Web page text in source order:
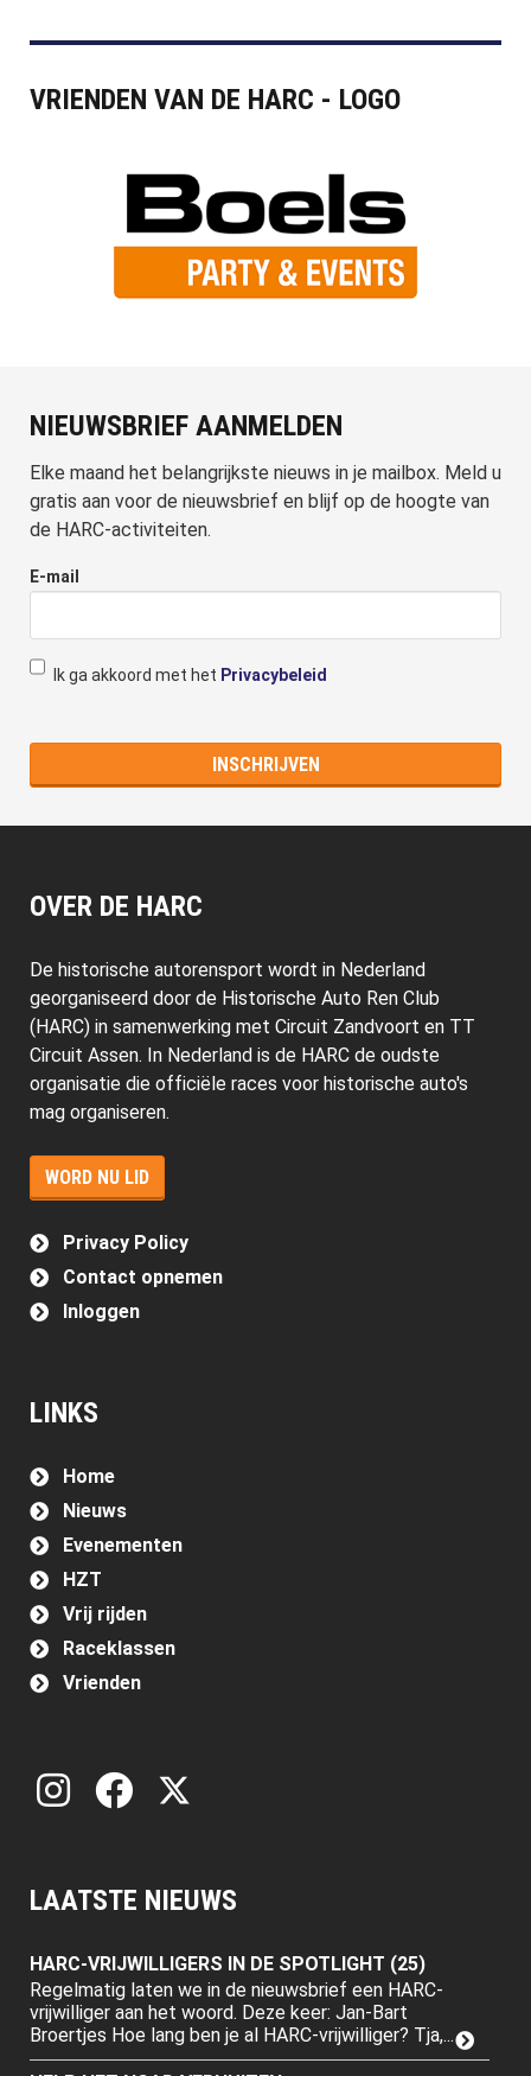
VRIENDEN VAN DE HARC - LOGO
NIEUWSBRIEF AANMELDEN
Elke maand het belangrijkste nieuws in je mailbox. Meld u
gratis aan voor de nieuwsbrief en blijf op de hoogte van
de HARC-activiteiten.
E-mail
Ik ga akkoord met het Privacybeleid
OVER DE HARC
De historische autorensport wordt in Nederland
georganiseerd door de Historische Auto Ren Club
(HARC) in samenwerking met Circuit Zandvoort en TT
Circuit Assen. In Nederland is de HARC de oudste
organisatie die officiële races voor historische auto's
mag organiseren.
WORD NU LID
Privacy Policy
Contact opnemen
Inloggen
LINKS
Home
Nieuws
Evenementen
HZT
Vrij rijden
Raceklassen
Vrienden
LAATSTE NIEUWS
HARC-VRIJWILLIGERS IN DE SPOTLIGHT (25)
Regelmatig laten we in de nieuwsbrief een HARC-
vrijwilliger aan het woord. Deze keer: Jan-Bart
Broertjes Hoe lang ben je al HARC-vrijwilliger? Tja,...